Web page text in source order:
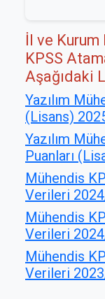
İl ve Kurum
KPSS
Aşağıdaki
Yazılım
(Lisans)
Yazılım
Puanları
Mühendis
Verileri
Mühendis
Verileri
Mühendis
Verileri